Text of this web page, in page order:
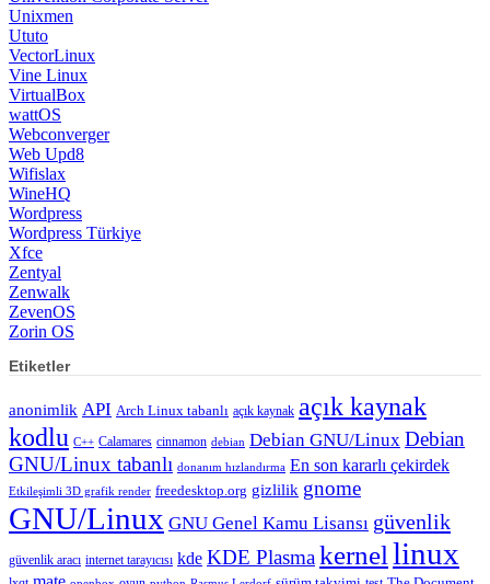
Unixmen
Ututo
VectorLinux
Vine Linux
VirtualBox
wattOS
Webconverger
Web Upd8
Wifislax
WineHQ
Wordpress
Wordpress Türkiye
Xfce
Zentyal
Zenwalk
ZevenOS
Zorin OS
Etiketler
anonimlik API Arch Linux tabanlı açık kaynak açık kaynak
kodlu C++ Calamares cinnamon debian Debian GNU/Linux Debian
GNU/Linux tabanlı donanım hızlandırma En son kararlı çekirdek
Etkileşimli 3D grafik render freedesktop.org gizlilik gnome
GNU/Linux GNU Genel Kamu Lisansı güvenlik
güvenlik aracı internet tarayıcısı kde KDE Plasmakernel linux